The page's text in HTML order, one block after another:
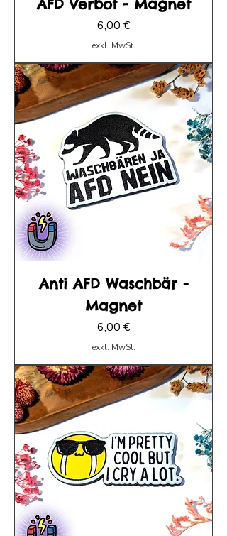
AFD Verbot - Magnet
Preis
6,00 €
exkl. MwSt.
Anti AFD Waschbär -
Magnet
Preis
6,00 €
exkl. MwSt.